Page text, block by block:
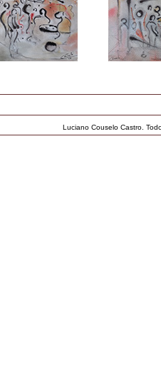
Luciano Couselo Castro.